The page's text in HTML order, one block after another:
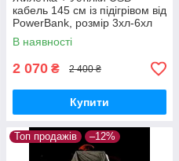
кабель 145 см із підігрівом від
PowerBank, розмір 3хл-6хл
В наявності
2 070 ₴ 2 400 ₴
Купити
Топ продажів –12%